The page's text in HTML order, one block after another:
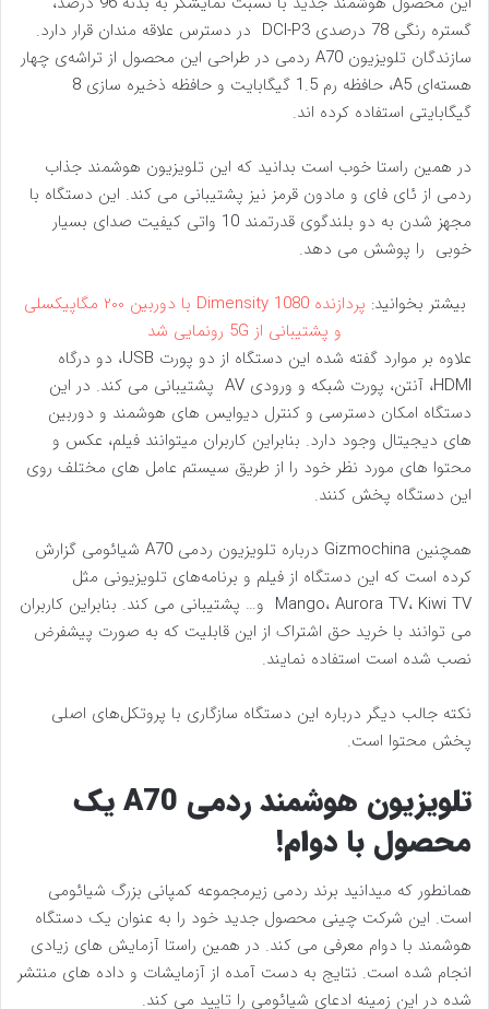
گستره رنگی 78 درصدی DCI-P3 در دسترس علاقه مندان قرار دارد.
سازندگان تلویزیون A70 ردمی در طراحی این محصول از تراشه‌ی چهار
هسته‌ای A5، حافظه رم 1.5 گیگابایت و حافظه ذخیره سازی 8
گیگابایتی استفاده کرده اند.
در همین راستا خوب است بدانید که این تلویزیون هوشمند جذاب
ردمی از ئای فای و مادون قرمز نیز پشتیبانی می کند. این دستگاه با
مجهز شدن به دو بلندگوی قدرتمند 10 واتی کیفیت صدای بسیار
خوبی را پوشش می دهد.
بیشتر بخوانید:
پردازنده Dimensity 1080 با دوربین ۲۰۰ مگاپیکسلی
و پشتیبانی از 5G رونمایی شد
علاوه بر موارد گفته شده این دستگاه از دو پورت USB، دو درگاه
HDMI، آنتن، پورت شبکه و ورودی AV پشتیبانی می کند. در این
دستگاه امکان دسترسی و کنترل دیوایس های هوشمند و دوربین
های دیجیتال وجود دارد. بنابراین کاربران میتوانند فیلم، عکس و
محتوا های مورد نظر خود را از طریق سیستم عامل های مختلف روی
این دستگاه پخش کنند.
همچنین Gizmochina درباره تلویزیون ردمی A70 شیائومی گزارش
کرده است که این دستگاه از فیلم و برنامه‌های تلویزیونی مثل
Mango، Aurora TV، Kiwi TV و… پشتیبانی می کند. بنابراین کاربران
می توانند با خرید حق اشتراک از این قابلیت که به صورت پیشفرض
نصب شده است استفاده نمایند.
نکته جالب دیگر درباره این دستگاه سازگاری با پروتکل‌های اصلی
پخش محتوا است.
تلویزیون هوشمند ردمی A70 یک
محصول با دوام!
همانطور که میدانید برند ردمی زیرمجموعه کمپانی بزرگ شیائومی
است. این شرکت چینی محصول جدید خود را به عنوان یک دستگاه
هوشمند با دوام معرفی می کند. در همین راستا آزمایش های زیادی
انجام شده است. نتایج به دست آمده از آزمایشات و داده های منتشر
شده در این زمینه ادعای شیائومی را تایید می کند.